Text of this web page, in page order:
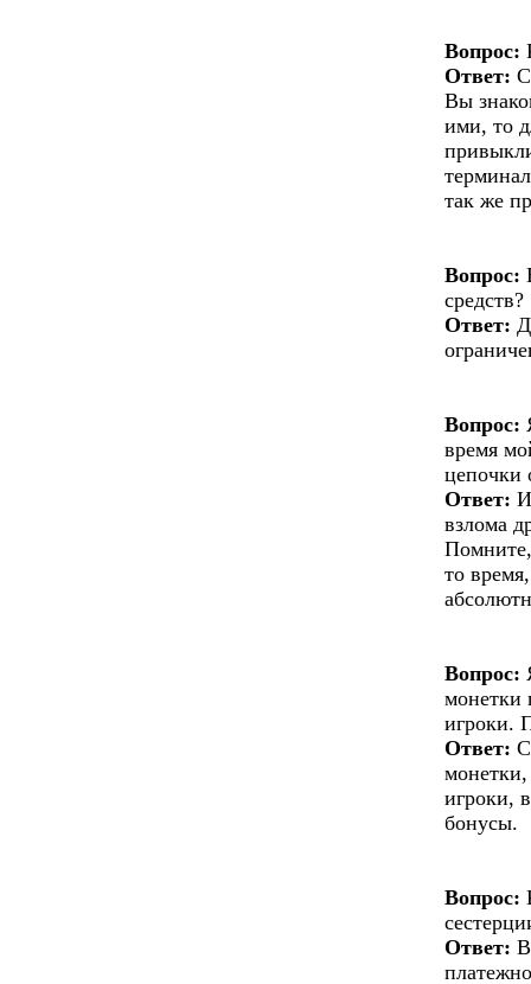
Вопрос:
Ответ:
Вы
ими, то
так же
Вопрос:
средств?
Ответ:
Вопрос:
время
цепочки
Ответ:
взлома
то
Вопрос:
монетки
игроки.
Ответ:
монетки,
игроки,
бонусы.
Вопрос:
Ответ: